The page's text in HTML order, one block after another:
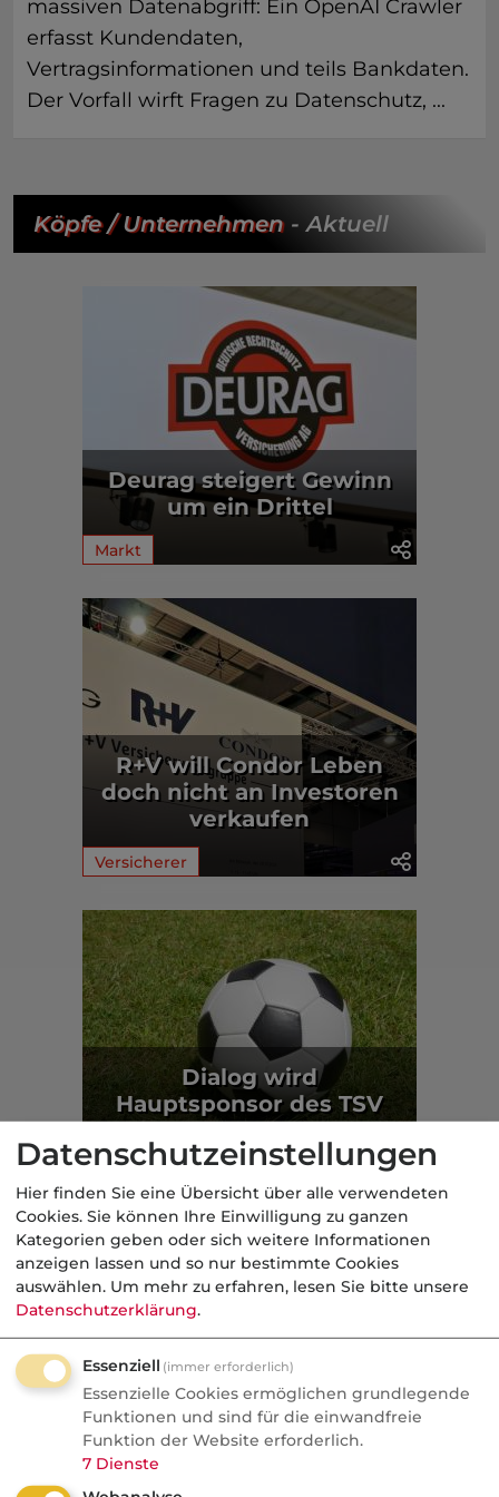
massiven Datenabgriff: Ein OpenAI Crawler
erfasst Kundendaten,
Vertragsinformationen und teils Bankdaten.
Der Vorfall wirft Fragen zu Datenschutz, ...
Köpfe / Unternehmen- Aktuell
Deurag steigert Gewinn
um ein Drittel
Markt
R+V will Condor Leben
doch nicht an Investoren
verkaufen
Versicherer
Dialog wird
Hauptsponsor des TSV
1860 München
Aus der dvb-Redaktion
Politik
Recht auf Vergessenwerden:
Versicherungsschutz für
Krebsüberlebende?
Fünf Jahre krebsfrei und trotzdem kein
Datenschutzeinstellungen
Hier finden Sie eine Übersicht über alle verwendeten
Cookies. Sie können Ihre Einwilligung zu ganzen
Kategorien geben oder sich weitere Informationen
anzeigen lassen und so nur bestimmte Cookies
auswählen. Um mehr zu erfahren, lesen Sie bitte unsere
Datenschutzerklärung.
Essenziell (immer erforderlich)
Essenzielle Cookies ermöglichen grundlegende
Funktionen und sind für die einwandfreie
Funktion der Website erforderlich.
7 Dienste